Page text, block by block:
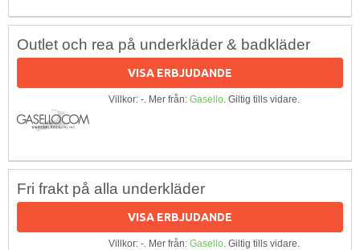
Outlet och rea på underkläder & badkläder
VISA ERBJUDANDE
Villkor: -. Mer från: Gasello. Giltig tills vidare.
Fri frakt på alla underkläder
VISA ERBJUDANDE
Villkor: -. Mer från: Gasello. Giltig tills vidare.